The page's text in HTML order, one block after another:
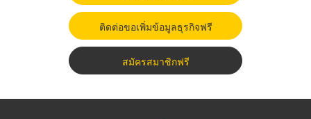
ติดต่อขอเพิ่มข้อมูลธุรกิจฟรี
สมัครสมาชิกฟรี